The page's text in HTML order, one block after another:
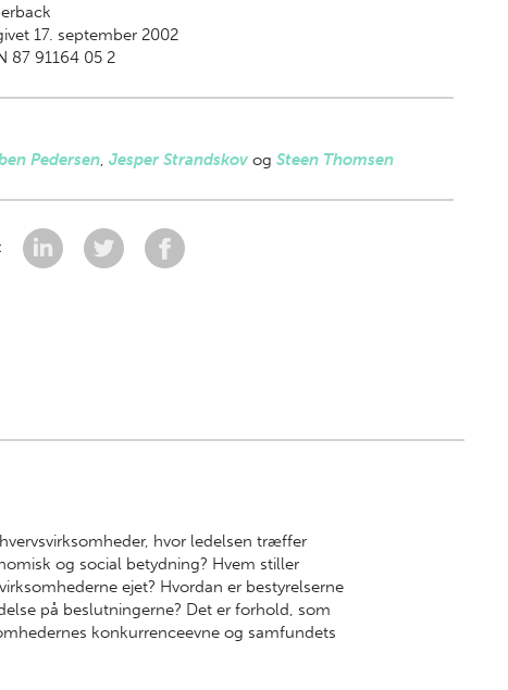
17. september 2002
87 91164 05 2
Pedersen, Jesper Strandskovog Steen Thomsen
hvor ledelsen træffer
og social betydning? Hvem stiller
ejet? Hvordan er bestyrelserne
på beslutningerne? Det er forhold, som
konkurrenceevne og samfundets